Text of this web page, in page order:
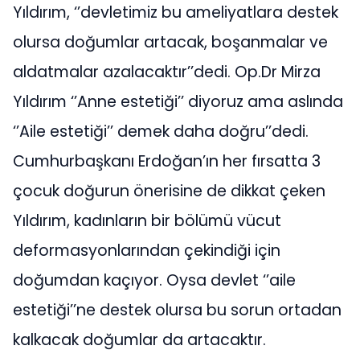
Yıldırım, ‘’devletimiz bu ameliyatlara destek
olursa doğumlar artacak, boşanmalar ve
aldatmalar azalacaktır’’dedi. Op.Dr Mirza
Yıldırım ‘’Anne estetiği’’ diyoruz ama aslında
‘’Aile estetiği’’ demek daha doğru’’dedi.
Cumhurbaşkanı Erdoğan’ın her fırsatta 3
çocuk doğurun önerisine de dikkat çeken
Yıldırım, kadınların bir bölümü vücut
deformasyonlarından çekindiği için
doğumdan kaçıyor. Oysa devlet ‘’aile
estetiği’’ne destek olursa bu sorun ortadan
kalkacak doğumlar da artacaktır.